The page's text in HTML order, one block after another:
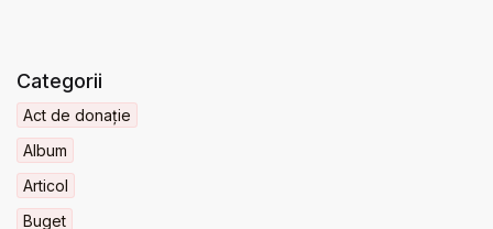
Categorii
Act de donație
Album
Articol
Buget